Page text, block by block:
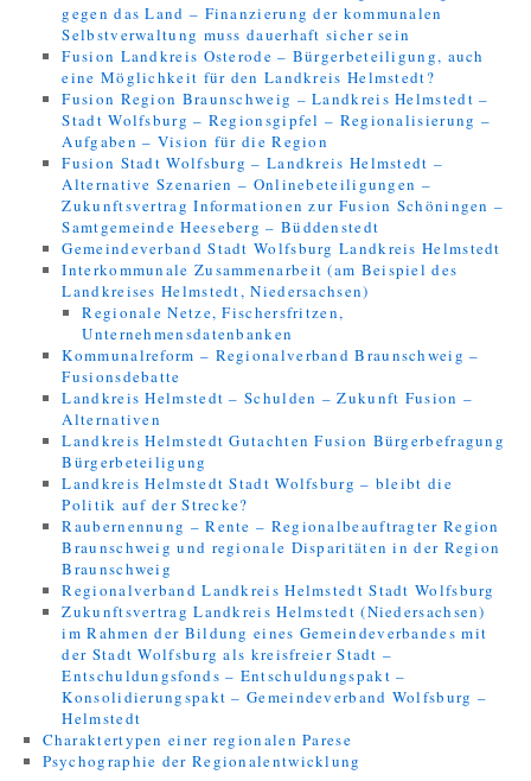
gegen das Land – Finanzierung der kommunalen
Selbstverwaltung muss dauerhaft sicher sein
Fusion Landkreis Osterode – Bürgerbeteiligung, auch
eine Möglichkeit für den Landkreis Helmstedt?
Fusion Region Braunschweig – Landkreis Helmstedt –
Stadt Wolfsburg – Regionsgipfel – Regionalisierung –
Aufgaben – Vision für die Region
Fusion Stadt Wolfsburg – Landkreis Helmstedt –
Alternative Szenarien – Onlinebeteiligungen –
Zukunftsvertrag Informationen zur Fusion Schöningen –
Samtgemeinde Heeseberg – Büddenstedt
Gemeindeverband Stadt Wolfsburg Landkreis Helmstedt
Interkommunale Zusammenarbeit (am Beispiel des
Landkreises Helmstedt, Niedersachsen)
Regionale Netze, Fischersfritzen,
Unternehmensdatenbanken
Kommunalreform – Regionalverband Braunschweig –
Fusionsdebatte
Landkreis Helmstedt – Schulden – Zukunft Fusion –
Alternativen
Landkreis Helmstedt Gutachten Fusion Bürgerbefragung
Bürgerbeteiligung
Landkreis Helmstedt Stadt Wolfsburg – bleibt die
Politik auf der Strecke?
Raubernennung – Rente – Regionalbeauftragter Region
Braunschweig und regionale Disparitäten in der Region
Braunschweig
Regionalverband Landkreis Helmstedt Stadt Wolfsburg
Zukunftsvertrag Landkreis Helmstedt (Niedersachsen)
im Rahmen der Bildung eines Gemeindeverbandes mit
der Stadt Wolfsburg als kreisfreier Stadt –
Entschuldungsfonds – Entschuldungspakt –
Konsolidierungspakt – Gemeindeverband Wolfsburg –
Helmstedt
Charaktertypen einer regionalen Parese
Psychographie der Regionalentwicklung